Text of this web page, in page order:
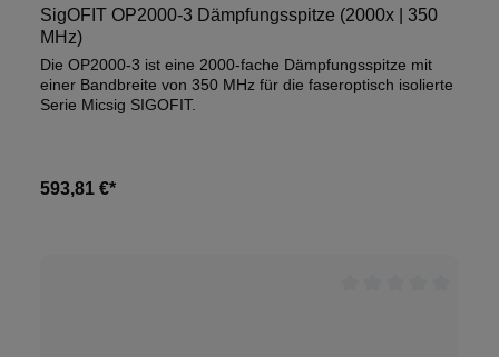
SigOFIT OP2000-3 Dämpfungsspitze (2000x | 350
MHz)
Die OP2000-3 ist eine 2000-fache Dämpfungsspitze mit
einer Bandbreite von 350 MHz für die faseroptisch isolierte
Serie Micsig SIGOFIT.
593,81 €*